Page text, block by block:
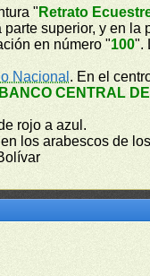
" Retrato
parte superior, y en la
en número "100".
Nacional . En el
BANCO CENTRAL
rojo a azul.
los arabescos de